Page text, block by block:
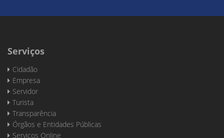
Serviços
Cidadão
Empresa
Servidor
Turista
Transparência
Órgãos e Entidades Públicas
Serviços Online